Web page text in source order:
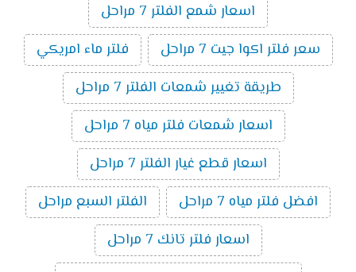
اسعار شمع الفلتر 7 مراحل
سعر فلتر اكوا جيت 7 مراحل
فلتر ماء امريكي
طريقة تغيير شمعات الفلتر 7 مراحل
اسعار شمعات فلتر مياه 7 مراحل
اسعار قطع غيار الفلتر 7 مراحل
افضل فلتر مياه 7 مراحل
الفلتر السبع مراحل
اسعار فلتر تانك 7 مراحل